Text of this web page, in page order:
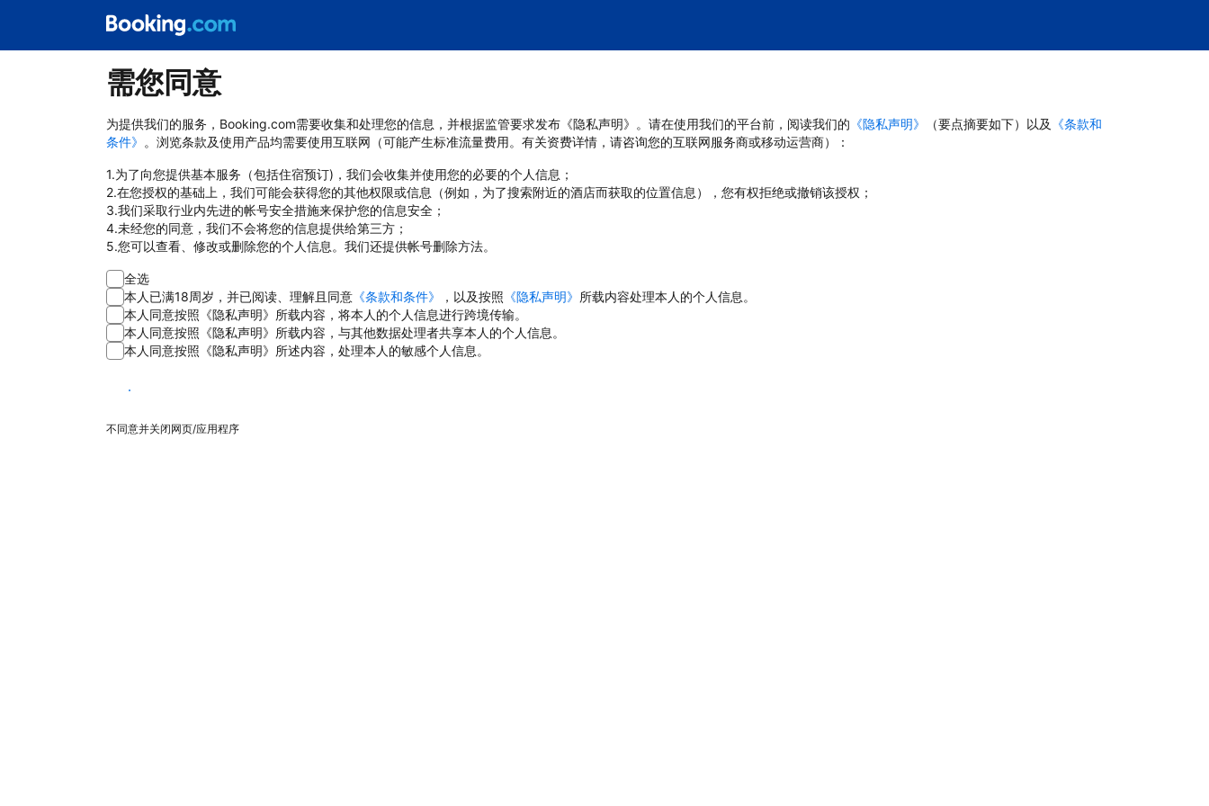
需您同意
为提供我们的服务，Booking.com需要收集和处理您的信息，并根据监管要求发布《隐私声明》。请在使用我们的平台前，阅读我们的 《隐私声明》 （要点摘要如下）以及 《条款和
条件》 。浏览条款及使用产品均需要使用互联网（可能产生标准流量费用。有关资费详情，请咨询您的互联网服务商或移动运营商）：
1.为了向您提供基本服务（包括住宿预订)，我们会收集并使用您的必要的个人信息；
2.在您授权的基础上，我们可能会获得您的其他权限或信息（例如，为了搜索附近的酒店而获取的位置信息），您有权拒绝或撤销该授权；
3.我们采取行业内先进的帐号安全措施来保护您的信息安全；
4.未经您的同意，我们不会将您的信息提供给第三方；
5.您可以查看、修改或删除您的个人信息。我们还提供帐号删除方法。
全选
本人已满18周岁，并已阅读、理解且同意 《条款和条件》 ，以及按照 《隐私声明》 所载内容处理本人的个人信息。
本人同意按照《隐私声明》所载内容，将本人的个人信息进行跨境传输。
本人同意按照《隐私声明》所载内容，与其他数据处理者共享本人的个人信息。
本人同意按照《隐私声明》所述内容，处理本人的敏感个人信息。
同意
不同意并关闭网页/应用程序